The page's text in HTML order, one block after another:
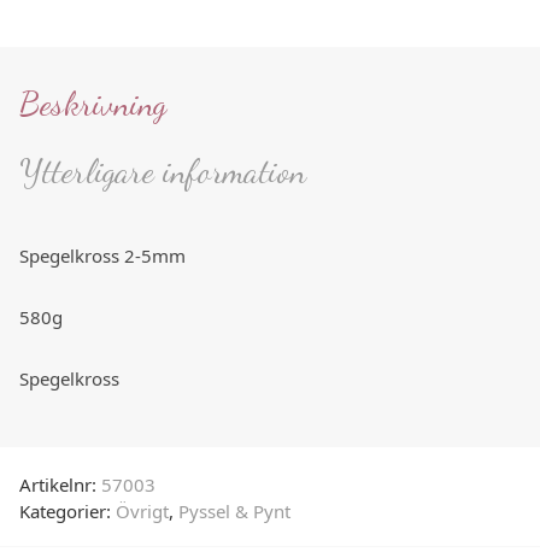
Beskrivning
Ytterligare information
Spegelkross 2-5mm
580g
Spegelkross
Artikelnr: 57003
Kategorier: Övrigt, Pyssel & Pynt